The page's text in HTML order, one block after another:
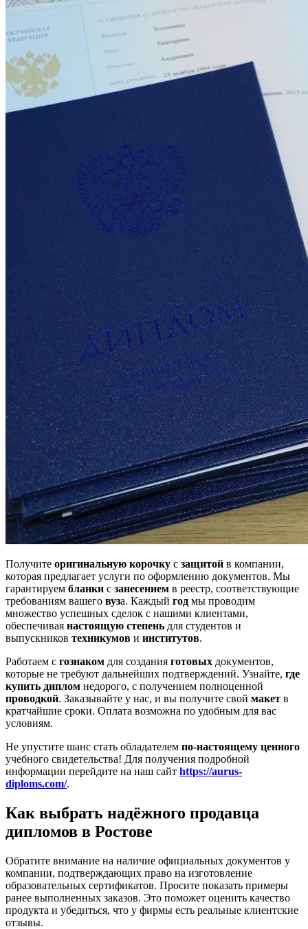
Получите оригинальную корочку с защитой в компании,
которая предлагает услуги по оформлению документов. Мы
гарантируем бланки с занесением в реестр, соответствующие
требованиям вашего вуза. Каждый год мы проводим
множество успешных сделок с нашими клиентами,
обеспечивая настоящую степень для студентов и
выпускников техникумов и институтов.
Работаем с гознаком для создания готовых документов,
которые не требуют дальнейших подтверждений. Узнайте, где
купить диплом недорого, с получением полноценной
проводкой. Заказывайте у нас, и вы получите свой макет в
кратчайшие сроки. Оплата возможна по удобным для вас
условиям.
Не упустите шанс стать обладателем по-настоящему ценного
учебного свидетельства! Для получения подробной
информации перейдите на наш сайт https://aurus-
diploms.com/.
Как выбрать надёжного продавца
дипломов в Ростове
Обратите внимание на наличие официальных документов у
компании, подтверждающих право на изготовление
образовательных сертификатов. Просите показать примеры
ранее выполненных заказов. Это поможет оценить качество
продукта и убедиться, что у фирмы есть реальные клиентские
отзывы.